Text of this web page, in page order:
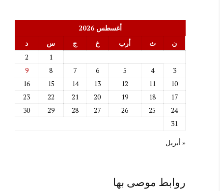
أغسطس 2026
ن
ث أرب خ ج س
د
1
2
3
4
5
6
7
8
9
10
11
12
13
14
15
16
17
18
19
20
21
22
23
24
25
26
27
28
29
30
31
« أبريل
روابط موصى بها